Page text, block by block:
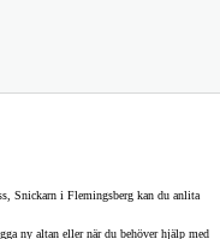
Snickarn i Flemingsberg kan du anlita
ny altan eller när du behöver hjälp med